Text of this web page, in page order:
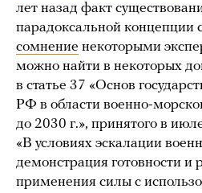
лет назад факт
парадоксальной концепции
сомнение некоторыми
можно найти в некоторых
в статье 37 «Основ
РФ в области военно-
до 2030 г.», принятого в
«В условиях эскалации
демонстрация готовности и
применения силы с